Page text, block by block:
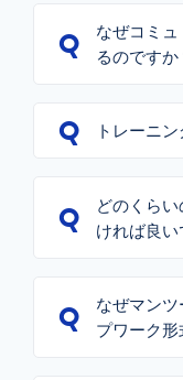
なぜコミ
るのですか
トレーニ
どのくら
ければ良い
なぜマン
プワーク形